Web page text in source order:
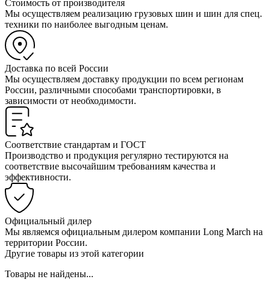
Стоимость от производителя
Мы осуществляем реализацию грузовых шин и шин для спец.
техники по наиболее выгодным ценам.
Доставка по всей России
Мы осуществляем доставку продукции по всем регионам
России, различными способами транспортировки, в
зависимости от необходимости.
Соответствие стандартам и ГОСТ
Производство и продукция регулярно тестируются на
соответствие высочайшим требованиям качества и
эффективности.
Официальный дилер
Мы являемся официальным дилером компании Long March на
территории России.
Другие товары из этой категории
Товары не найдены...